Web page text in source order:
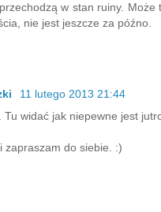
w stan ruiny. Może
nie jest jeszcze za późno.
11 lutego 2013 21:44
Tu widać jak niepewne jest
zapraszam do siebie. :)